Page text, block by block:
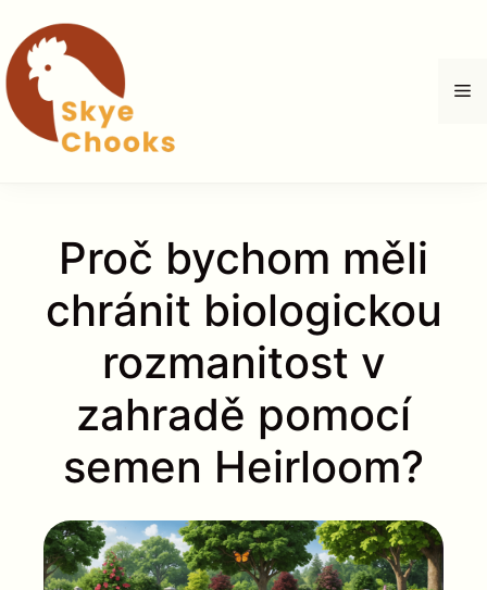
na
obsah
Proč bychom měli
chránit biologickou
rozmanitost v
zahradě pomocí
semen Heirloom?